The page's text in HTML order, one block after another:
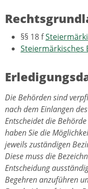
§§ 18 f
Steiermärkisches
Die Behörden sind
nach dem Einlangen
Entscheidet die
haben Sie die
jeweils zuständigen
Diese muss die
Entscheidung
Begehren anzuführen